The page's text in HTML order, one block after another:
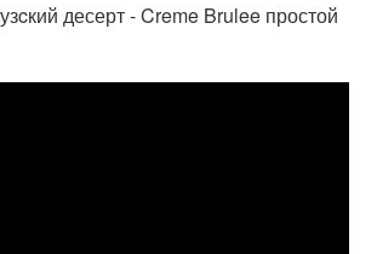
десерт - Creme Brulee простой